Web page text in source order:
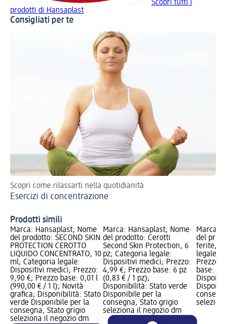
Scopri tutti i
prodotti di Hansaplast
Consigliati per te
Scopri come rilassarti nella quotidianità
Esercizi di concentrazione
Prodotti simili
Marca: Hansaplast; Nome
del prodotto: SECOND SKIN
PROTECTION CEROTTO
LIQUIDO CONCENTRATO, 10
ml; Categoria legale:
Dispositivi medici; Prezzo:
9,90 €; Prezzo base: 0,01 l
(990,00 € / 1 l); Novità
grafica; Disponibilità: Stato
verde Disponibile per la
consegna, Stato grigio
seleziona il negozio dm
Marca: Hansaplast; Nome
del prodotto: Cerotti
Second Skin Protection, 6
pz; Categoria legale:
Dispositivi medici; Prezzo:
4,99 €; Prezzo base: 6 pz
(0,83 € / 1 pz);
Disponibilità: Stato verde
Disponibile per la
consegna, Stato grigio
seleziona il negozio dm
Marca:
del
ferite,
legale:
Prezzo:
base: